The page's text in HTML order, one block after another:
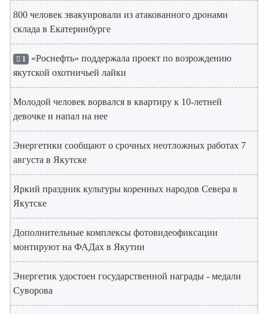
800 человек эвакуировали из атакованного дронами
склада в Екатеринбурге
1 «Роснефть» поддержала проект по возрождению
якутской охотничьей лайки
Молодой человек ворвался в квартиру к 10-летней
девочке и напал на нее
Энергетики сообщают о срочных неотложных работах 7
августа в Якутске
Яркий праздник культуры коренных народов Севера в
Якутске
Дополнительные комплексы фотовидеофиксации
монтируют на ФАДах в Якутии
Энергетик удостоен государственной награды - медали
Суворова